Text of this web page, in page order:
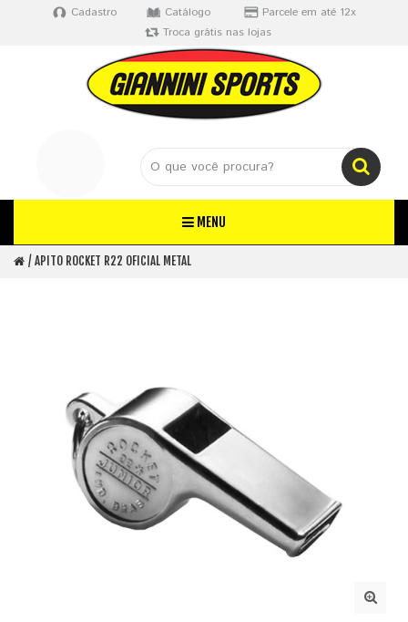
Cadastro Catálogo
Parcele em até 12x
Troca grátis nas lojas
MENU
APITO ROCKET R22 OFICIAL METAL